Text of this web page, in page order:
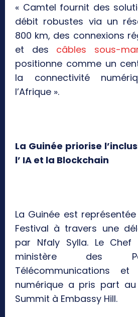
« Camtel fournit des
débit robustes via un
800 km, des connexions
et des câbles sous-
positionne comme un
la connectivité
l’Afrique ».
La Guinée priorise
l’ IA et la Blockchain
La Guinée est
Festival à travers une
par Nfaly Sylla. Le
ministère des
Télécommunications et
numérique a pris part au
Summit à Embassy Hill.